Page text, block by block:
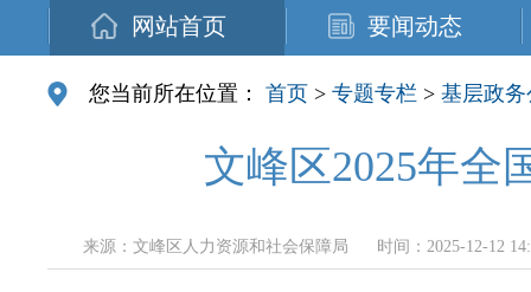
网站首页 要闻动态
您当前所在位置： 首页 > 专题专栏 > 基层政
文峰区2025年全
来源：文峰区人力资源和社会保障局 时间：2025-12-12